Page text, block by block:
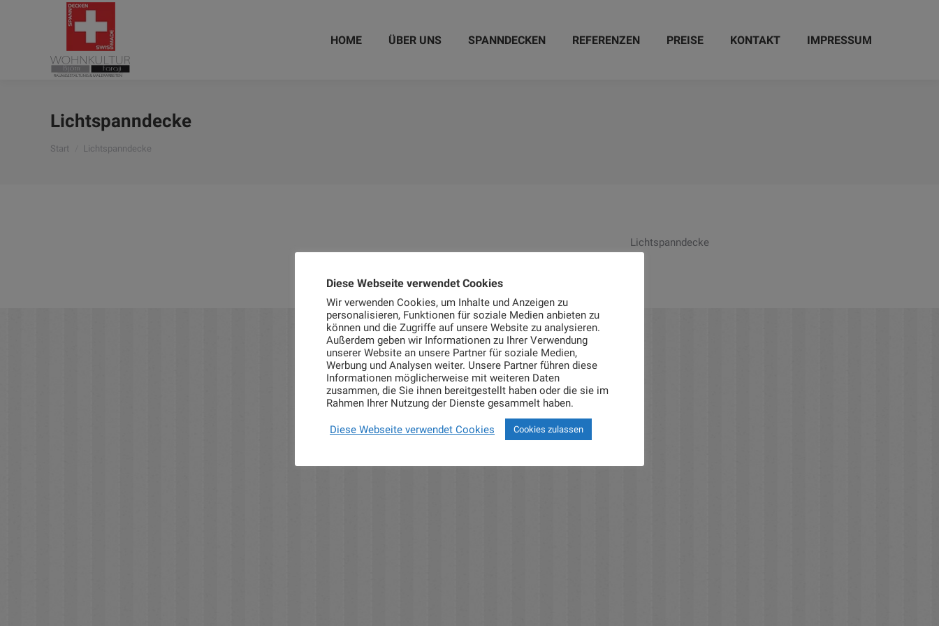
HOME ÜBER UNS SPANNDECKEN REFERENZEN PREISE KONTAKT IMPRESSUM
Lichtspanndecke
Sie befinden sich hier:
Start Lichtspanndecke
Lichtspanndecke
Diese Webseite verwendet Cookies
Wir verwenden Cookies, um Inhalte und Anzeigen zu
personalisieren, Funktionen für soziale Medien anbieten zu
können und die Zugriffe auf unsere Website zu analysieren.
Außerdem geben wir Informationen zu Ihrer Verwendung
unserer Website an unsere Partner für soziale Medien,
Werbung und Analysen weiter. Unsere Partner führen diese
Informationen möglicherweise mit weiteren Daten
zusammen, die Sie ihnen bereitgestellt haben oder die sie im
Rahmen Ihrer Nutzung der Dienste gesammelt haben.
Diese Webseite verwendet Cookies Cookies zulassen